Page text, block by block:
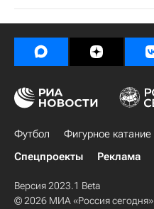
Футбол Фигурное катание
Спецпроекты
Реклама
Версия 2023.1 Beta
© 2026 МИА «Россия сегодня»